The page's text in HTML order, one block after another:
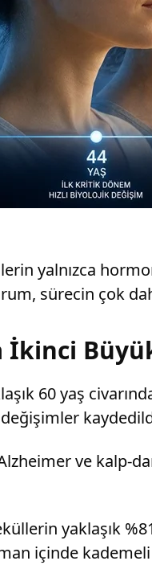
yalnızca
sürecin çok
İkinci
60 yaş
ve kalp-
yaklaşık
içinde